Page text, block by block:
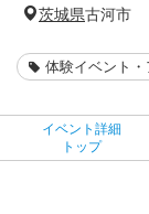
茨城県古河市
体験イベント
イベント詳細
トップ